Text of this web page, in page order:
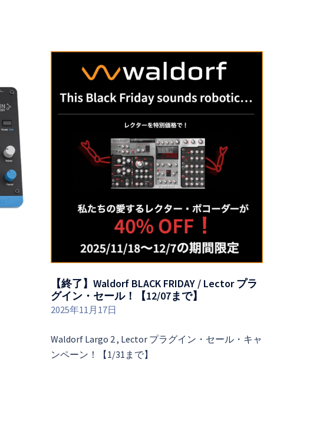
【終了】Waldorf BLACK FRIDAY / Lector プラ
グイン・セール！【12/07まで】
2025年11月17日
Waldorf Largo 2 , Lector プラグイン・セール・キャ
ンペーン！【1/31まで】